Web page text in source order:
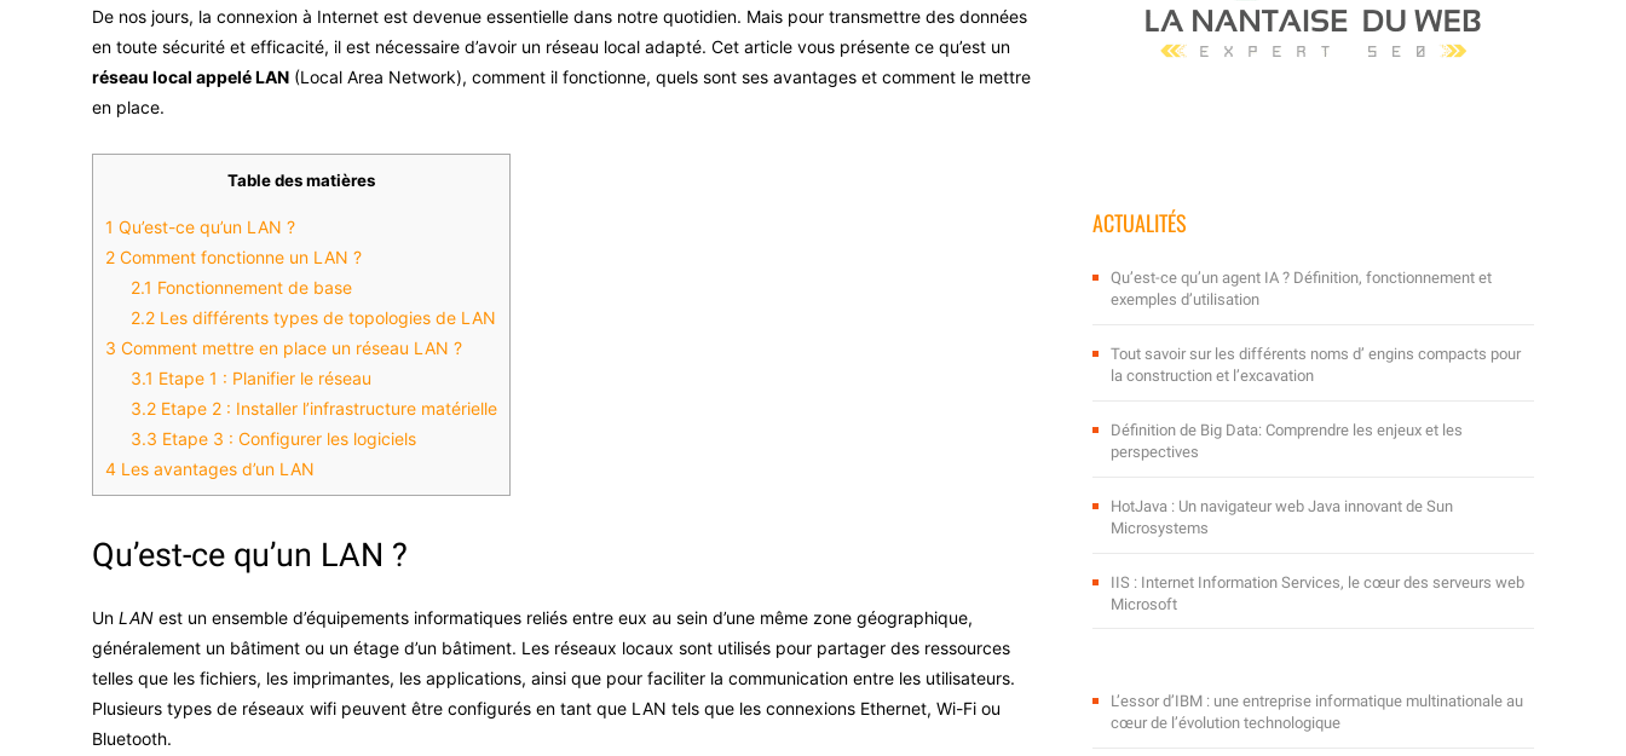
De nos jours, la connexion à Internet est devenue essentielle dans notre quotidien. Mais pour transmettre des données
en toute sécurité et efficacité, il est nécessaire d’avoir un réseau local adapté. Cet article vous présente ce qu’est un
réseau local appelé LAN (Local Area Network), comment il fonctionne, quels sont ses avantages et comment le mettre
en place.
Table des matières
1 Qu’est-ce qu’un LAN ?
2 Comment fonctionne un LAN ?
2.1 Fonctionnement de base
2.2 Les différents types de topologies de LAN
3 Comment mettre en place un réseau LAN ?
3.1 Etape 1 : Planifier le réseau
3.2 Etape 2 : Installer l’infrastructure matérielle
3.3 Etape 3 : Configurer les logiciels
4 Les avantages d’un LAN
Qu’est-ce qu’un LAN ?
Un LAN est un ensemble d’équipements informatiques reliés entre eux au sein d’une même zone géographique,
généralement un bâtiment ou un étage d’un bâtiment. Les réseaux locaux sont utilisés pour partager des ressources
telles que les fichiers, les imprimantes, les applications, ainsi que pour faciliter la communication entre les utilisateurs.
Plusieurs types de réseaux wifi peuvent être configurés en tant que LAN tels que les connexions Ethernet, Wi-Fi ou
Bluetooth.
ACTUALITÉS
Qu’est-ce qu’un agent IA ? Définition, fonctionnement et
exemples d’utilisation
Tout savoir sur les différents noms d’ engins compacts pour
la construction et l’excavation
Définition de Big Data: Comprendre les enjeux et les
perspectives
HotJava : Un navigateur web Java innovant de Sun
Microsystems
IIS : Internet Information Services, le cœur des serveurs web
Microsoft
L’essor d’IBM : une entreprise informatique multinationale au
cœur de l’évolution technologique